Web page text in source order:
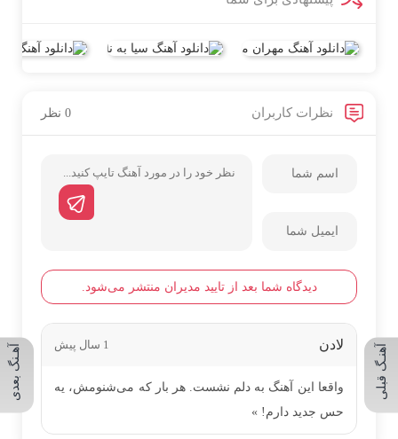
آهـنگ بعدی آهنـگ قبلی
نظرات کاربران 0 نظر
دیدگاه شما بعد از تایید مدیران منتشر می‌شود.
لادن 1 سال پیش
واقعا این آهنگ به دلم نشست. هر بار که می‌شنومش، یه
حس جدید دارم! »